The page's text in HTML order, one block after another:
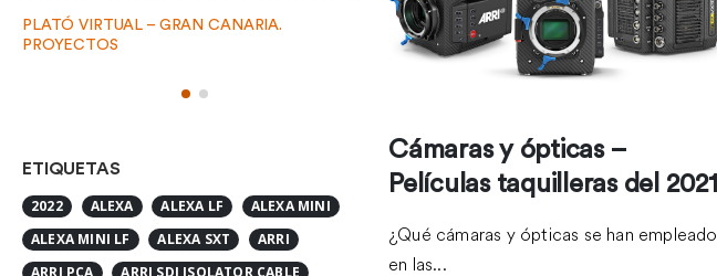
Cámaras y ópticas –
Películas taquilleras del 2021
¿Qué cámaras y ópticas se han empleado
en las...
PLATÓ VIRTUAL – GRAN CANARIA.
PROYECTOS
ETIQUETAS
ALEXA SXT
CONEXIONES SDI
DECIMO ANIVERSARIO ALEXA